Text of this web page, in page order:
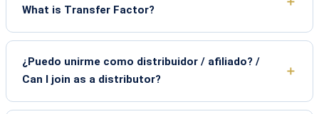
What is Transfer Factor?
¿Puedo unirme como distribuidor / afiliado? /
Can I join as a distributor?